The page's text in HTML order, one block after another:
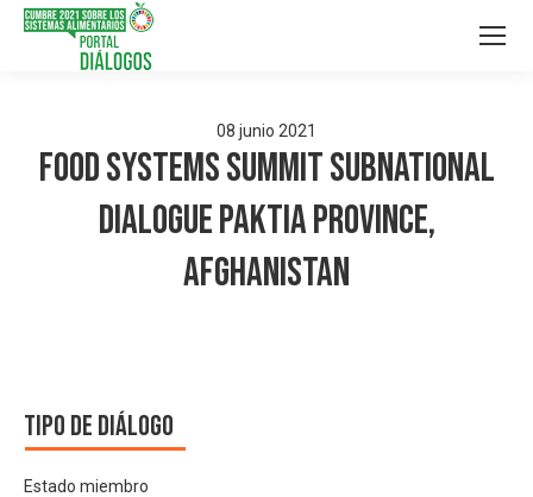
08 junio 2021
Food Systems Summit Subnational
Dialogue Paktia Province,
Afghanistan
Tipo de diálogo
Estado miembro